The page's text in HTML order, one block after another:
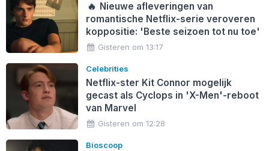
🔥 Nieuwe afleveringen van
romantische Netflix-serie veroveren
koppositie: 'Beste seizoen tot nu toe'
Gisteren om 13:17
Celebrities
Netflix-ster Kit Connor mogelijk
gecast als Cyclops in 'X-Men'-reboot
van Marvel
Gisteren om 12:28
Bioscoop